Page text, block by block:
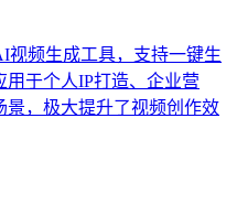
频生成工具，支持一键生
于个人IP打造、企业营
，极大提升了视频创作效